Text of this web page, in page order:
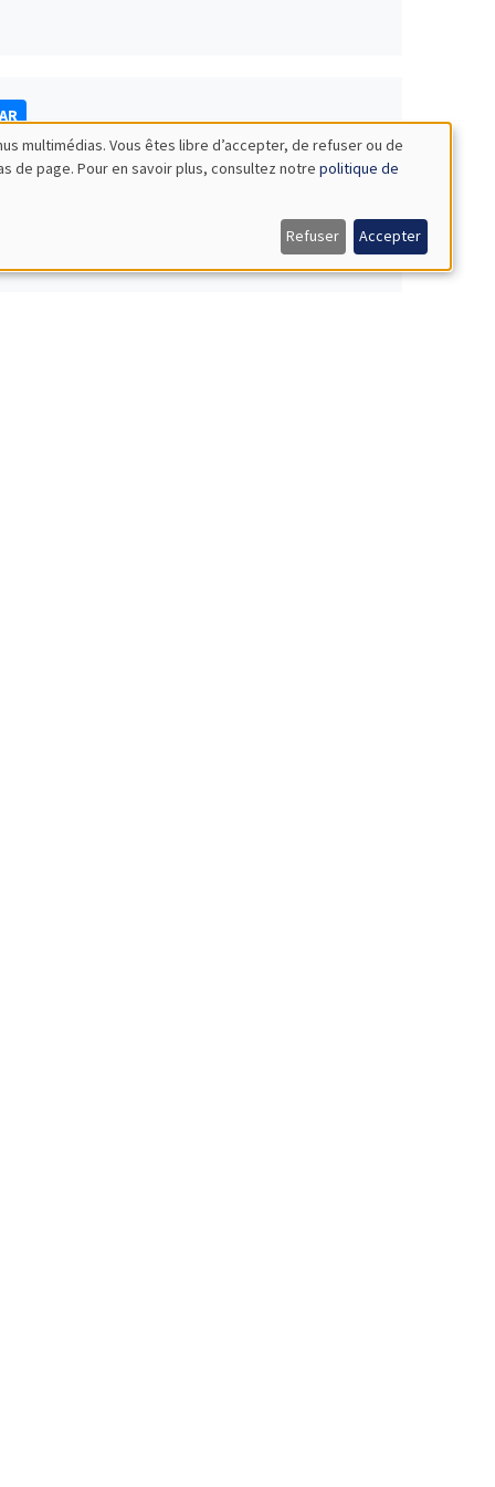
multimédias. Vous êtes libre d’accepter, de refuser ou de
de page. Pour en savoir plus, consultez notre politique de
Refuser Accepter